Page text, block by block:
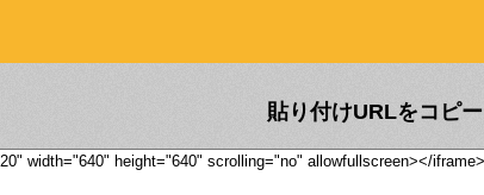
貼り付けURLをコピー